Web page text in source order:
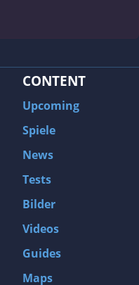
CONTENT
Upcoming
Spiele
News
Tests
Bilder
Videos
Guides
Maps